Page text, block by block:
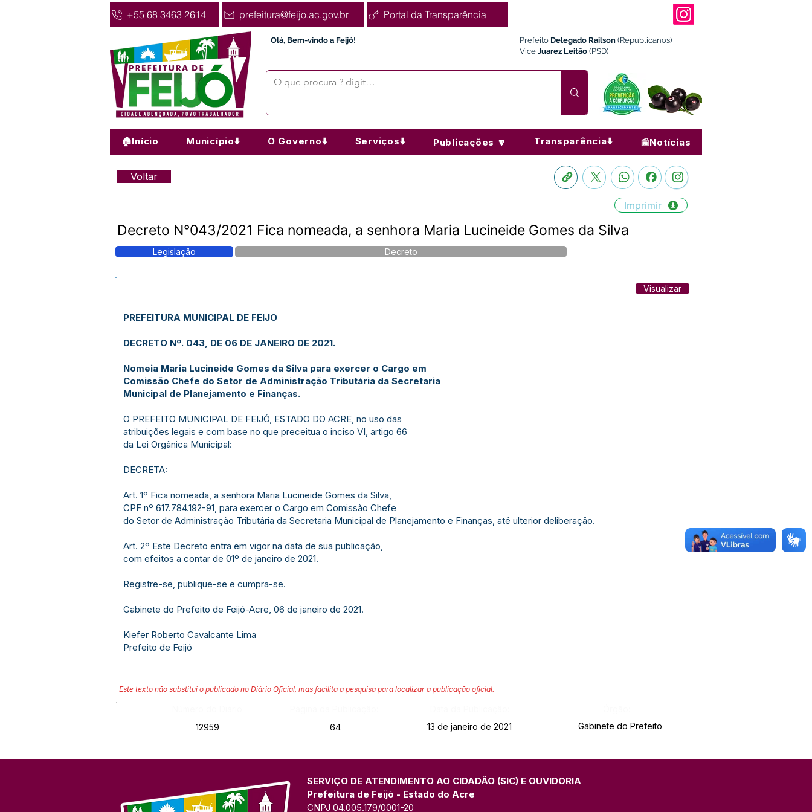
+55 68 3463 2614 prefeitura@feijo.ac.gov.br Portal da Transparência
Olá, Bem-vindo a Feijó! Prefeito Delegado Railson (Republicanos)
Vice Juarez Leitão (PSD)
🏠Início Município⬇️ O Governo⬇️ Serviços⬇️ Publicações 🔽 Transparência⬇️ 📰Notícias
Voltar
Imprimir
Decreto N°043/2021 Fica nomeada, a senhora Maria Lucineide Gomes da Silva
Legislação Decreto
Visualizar
PREFEITURA MUNICIPAL DE FEIJO
DECRETO Nº. 043, DE 06 DE JANEIRO DE 2021.
Nomeia Maria Lucineide Gomes da Silva para exercer o Cargo em
Comissão Chefe do Setor de Administração Tributária da Secretaria
Municipal de Planejamento e Finanças.
O PREFEITO MUNICIPAL DE FEIJÓ, ESTADO DO ACRE, no uso das
atribuições legais e com base no que preceitua o inciso VI, artigo 66
da Lei Orgânica Municipal:
DECRETA:
Art. 1º Fica nomeada, a senhora Maria Lucineide Gomes da Silva,
CPF nº 617.784.192-91, para exercer o Cargo em Comissão Chefe
do Setor de Administração Tributária da Secretaria Municipal de Planejamento e Finanças, até ulterior deliberação.
Art. 2º Este Decreto entra em vigor na data de sua publicação,
com efeitos a contar de 01º de janeiro de 2021.
Registre-se, publique-se e cumpra-se.
Gabinete do Prefeito de Feijó-Acre, 06 de janeiro de 2021.
Kiefer Roberto Cavalcante Lima
Prefeito de Feijó
Este texto não substitui o publicado no Diário Oficial, mas facilita a pesquisa para localizar a publicação oficial.
12959
64 13 de janeiro de 2021 Gabinete do Prefeito
SERVIÇO DE ATENDIMENTO AO CIDADÃO (SIC) E OUVIDORIA
Prefeitura de Feijó - Estado do Acre
CNPJ 04.005.179/0001-20